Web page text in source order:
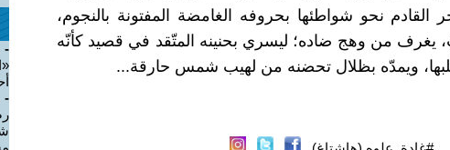
نحو شواطئها بحروفه الغامضة المفتونة بالنجوم،
يغرف من وهج ضاده؛ ليسري بحنينه المتّقد في قصيد كأنّه
ويمدّه بظلال تحضنه من لهيب شمس حارقة...
-
-